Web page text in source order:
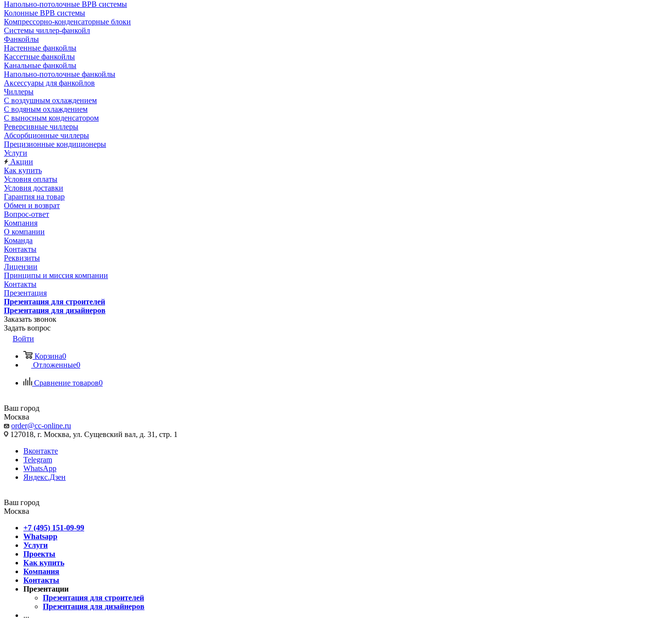
Напольно-потолочные ВРВ системы
Колонные ВРВ системы
Компрессорно-конденсаторные блоки
Системы чиллер-фанкойл
Фанкойлы
Настенные фанкойлы
Кассетные фанкойлы
Канальные фанкойлы
Напольно-потолочные фанкойлы
Аксессуары для фанкойлов
Чиллеры
С воздушным охлаждением
С водяным охлаждением
С выносным конденсатором
Реверсивные чиллеры
Абсорбционные чиллеры
Прецизионные кондиционеры
Услуги
Акции
Как купить
Условия оплаты
Условия доставки
Гарантия на товар
Обмен и возврат
Вопрос-ответ
Компания
О компании
Команда
Контакты
Реквизиты
Лицензии
Принципы и миссия компании
Контакты
Презентация
Презентация для строителей
Презентация для дизайнеров
Заказать звонок
Задать вопрос
Войти
Корзина0
Отложенные0
Сравнение товаров0
Ваш город
Москва
order@cc-online.ru
127018, г. Москва, ул. Сущевский вал, д. 31, стр. 1
Вконтакте
Telegram
WhatsApp
Яндекс.Дзен
Ваш город
Москва
+7 (495) 151-09-99
Whatsapp
Услуги
Проекты
Как купить
Компания
Контакты
Презентации
Презентация для строителей
Презентация для дизайнеров
...